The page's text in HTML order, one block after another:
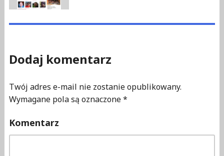
Dodaj komentarz
Twój adres e-mail nie zostanie opublikowany.
Wymagane pola są oznaczone*
Komentarz